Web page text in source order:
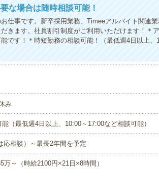
な場合は随時相談可能！
仕事です。新卒採用業務、Timeeアルバイト関連
きます。社員割引制度がご利用いただけます！＊
です！＊時短勤務の相談可能！（最低週4日以上、
み
（最低週4日以上、10:00～17:00など相談可能）
応相談）～最長2年間を予定
～（時給2100円×21日×8時間）